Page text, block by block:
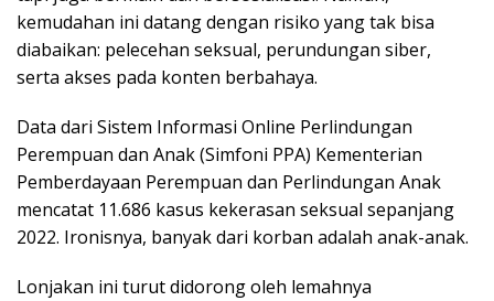
kemudahan ini datang dengan risiko yang tak bisa
diabaikan: pelecehan seksual, perundungan siber,
serta akses pada konten berbahaya.
Data dari Sistem Informasi Online Perlindungan
Perempuan dan Anak (Simfoni PPA) Kementerian
Pemberdayaan Perempuan dan Perlindungan Anak
mencatat 11.686 kasus kekerasan seksual sepanjang
2022. Ironisnya, banyak dari korban adalah anak-anak.
Lonjakan ini turut didorong oleh lemahnya